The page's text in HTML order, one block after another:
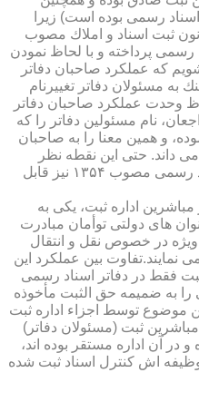
رسمی بوده است) زیرا
قانونگذار در مواد ۸۱ و ۹۱ قانون ثبت اسناد و املاك مصوب
رسمی پرداخته و با لحاظ نمودن
شویم كه عملكرد صاحبان دفاتر
به مسئولان دفاتر تغییرنام
وحدت عملكرد صاحبان دفاتر
نام مسئولین دفاتر را كه
و همین معنا را به صاحبان
داند. حتی این نقطه نظر
بعدها در ماده ۲۹ قانون دفاتر اسناد رسمی مصوب ۱۳۵۴ نیز قابل
اداره ثبت، یكی به
های دولتی توأمان مبادرت
در خصوص نقل و انتقال
نمایند.تفاوت بین عملكرد این
فقط در دفاتر اسناد رسمی
را به ضمیمه حق الثبت مأخوذه
موضوع توسط اجزاء اداره ثبت
ثبت (مسئولان دفاتر)
در آن اداره مستقر بوده اند،
وظیفه اش كنترل اسناد ثبت شده